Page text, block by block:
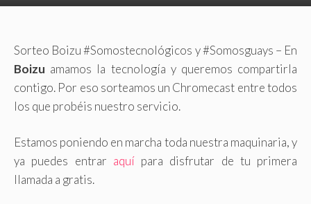
Sorteo Boizu #Somostecnológicos y #Somosguays – En
Boizu amamos la tecnología y queremos compartirla
contigo. Por eso sorteamos un Chromecast entre todos
los que probéis nuestro servicio.
Estamos poniendo en marcha toda nuestra maquinaria, y
ya puedes entrar aquípara disfrutar de tu primera
llamada a gratis.